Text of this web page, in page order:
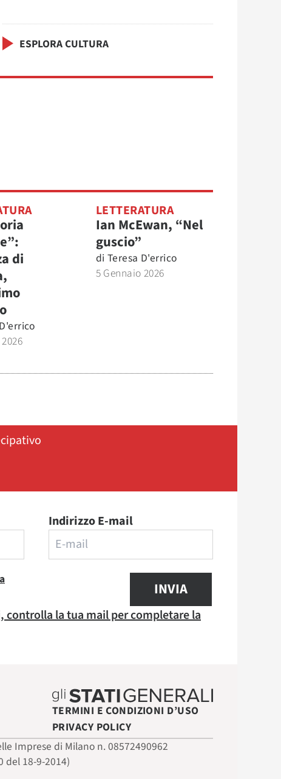
ESPLORA CULTURA
di
LETTERATURA
Ian McEwan, “Nel
guscio”
di Teresa D'errico
5 Gennaio 2026
Indirizzo E-mail
INVIA
controlla la tua mail per completare la
TERMINI E CONDIZIONI D’USO
PRIVACY POLICY
Imprese di Milano n. 08572490962
18-9-2014)